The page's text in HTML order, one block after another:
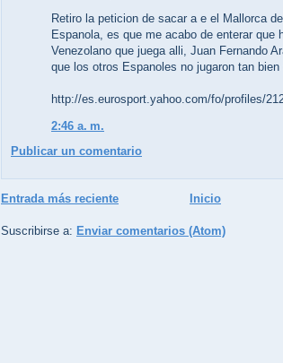
Retiro la peticion de sacar a e el Mallorca
Espanola, es que me acabo de enterar que
Venezolano que juega alli, Juan Fernando
que los otros Espanoles no jugaron tan
http://es.eurosport.yahoo.com/fo/profiles/
2:46 a. m.
Publicar un comentario
Entrada más reciente Inicio
Suscribirse a: Enviar comentarios (Atom)